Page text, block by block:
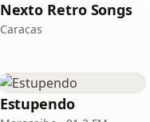
Nexto Retro Songs
Caracas
Estupendo